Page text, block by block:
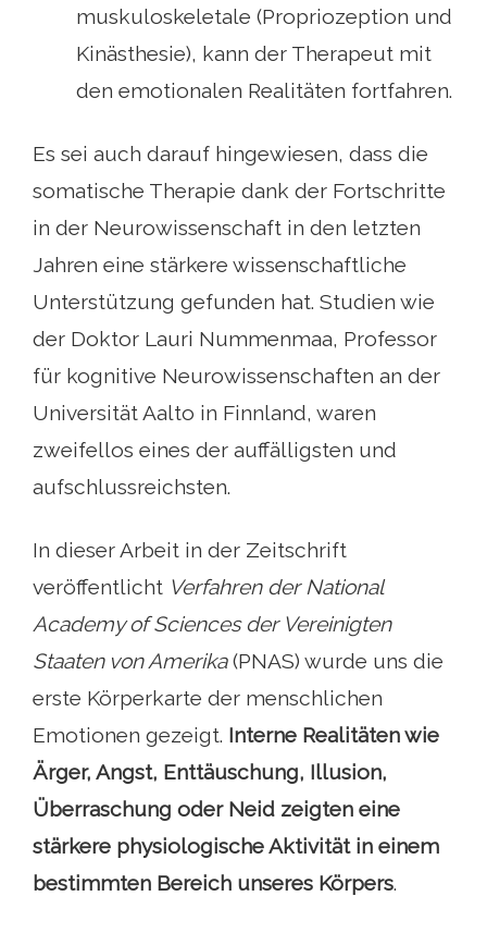
muskuloskeletale (Propriozeption und
Kinästhesie), kann der Therapeut mit
den emotionalen Realitäten fortfahren.
Es sei auch darauf hingewiesen, dass die
somatische Therapie dank der Fortschritte
in der Neurowissenschaft in den letzten
Jahren eine stärkere wissenschaftliche
Unterstützung gefunden hat. Studien wie
der Doktor Lauri Nummenmaa, Professor
für kognitive Neurowissenschaften an der
Universität Aalto in Finnland, waren
zweifellos eines der auffälligsten und
aufschlussreichsten.
In dieser Arbeit in der Zeitschrift
veröffentlicht Verfahren der National
Academy of Sciences der Vereinigten
Staaten von Amerika(PNAS) wurde uns die
erste Körperkarte der menschlichen
Emotionen gezeigt. Interne Realitäten wie
Ärger, Angst, Enttäuschung, Illusion,
Überraschung oder Neid zeigten eine
stärkere physiologische Aktivität in einem
bestimmten Bereich unseres Körpers.